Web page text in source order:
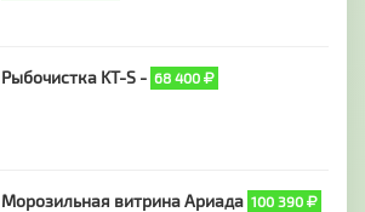
Рыбочистка KT-S - 68 400
Морозильная витрина Ариада 100 390